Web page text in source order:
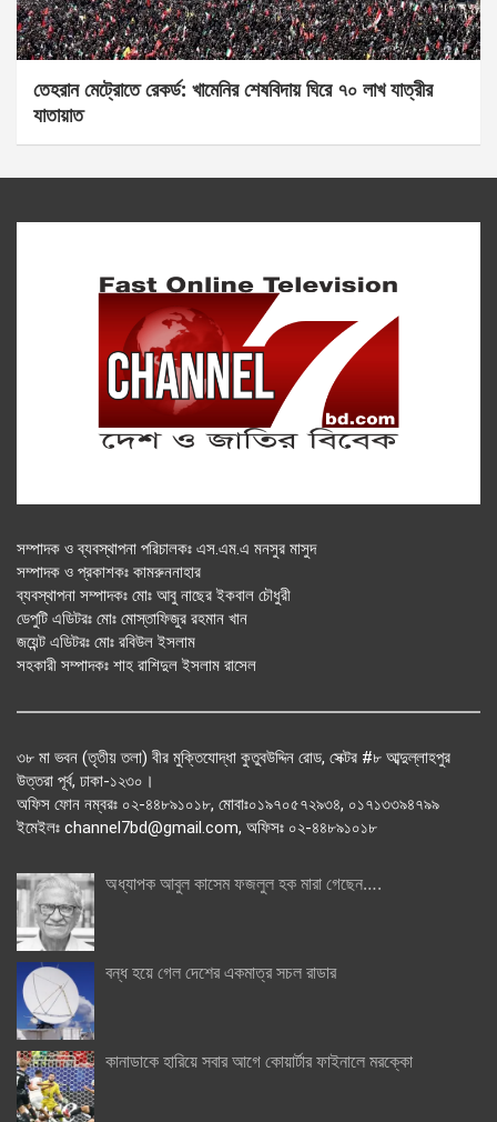
তেহরান মেট্রোতে রেকর্ড: খামেনির শেষবিদায় ঘিরে ৭০ লাখ যাত্রীর
যাতায়াত
সম্পাদক ও ব্যবস্থাপনা পরিচালকঃ এস.এম.এ মনসুর মাসুদ
সম্পাদক ও প্রকাশকঃ কামরুননাহার
ব্যবস্থাপনা সম্পাদকঃ মোঃ আবু নাছের ইকবাল চৌধুরী
ডেপুটি এডিটরঃ মোঃ মোস্তাফিজুর রহমান খান
জয়েন্ট এডিটরঃ মোঃ রবিউল ইসলাম
সহকারী সম্পাদকঃ শাহ রাশিদুল ইসলাম রাসেল
৩৮ মা ভবন (তৃতীয় তলা) বীর মুক্তিযোদ্ধা কুতুবউদ্দিন রোড, সেক্টর #৮ আব্দুল্লাহপুর
উত্তরা পূর্ব, ঢাকা-১২৩০।
অফিস ফোন নম্বরঃ ০২-৪৪৮৯১০১৮, মোবাঃ০১৯৭০৫৭২৯৩৪, ০১৭১৩৩৯৪৭৯৯
ইমেইলঃ channel7bd@gmail.com, অফিসঃ ০২-৪৪৮৯১০১৮
অধ্যাপক আবুল কাসেম ফজলুল হক মারা গেছেন….
বন্ধ হয়ে গেল দেশের একমাত্র সচল রাডার
কানাডাকে হারিয়ে সবার আগে কোয়ার্টার ফাইনালে মরক্কো